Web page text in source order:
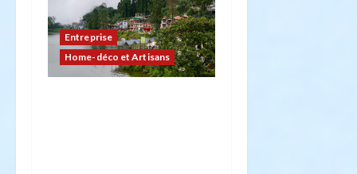
Entreprise
Home-déco et Artisans